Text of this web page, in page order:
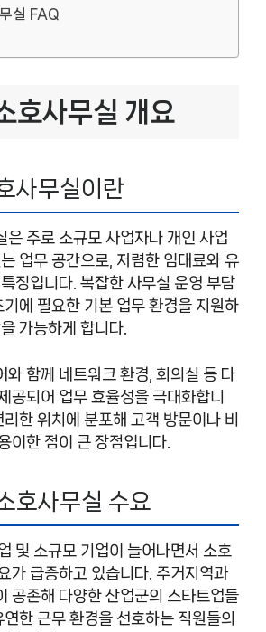
실 FAQ
호사무실 개요
사무실이란
은 주로 소규모 사업자나 개인 사업
업무 공간으로, 저렴한 임대료와 유
징입니다. 복잡한 사무실 운영 부담
기에 필요한 기본 업무 환경을 지원하
가능하게 합니다.
와 함께 네트워크 환경, 회의실 등 다
공되어 업무 효율성을 극대화합니
한 위치에 분포해 고객 방문이나 비
이한 점이 큰 장점입니다.
호사무실 수요
및 소규모 기업이 늘어나면서 소호
가 급증하고 있습니다. 주거지역과
공존해 다양한 산업군의 스타트업들
한 근무 환경을 선호하는 직원들의